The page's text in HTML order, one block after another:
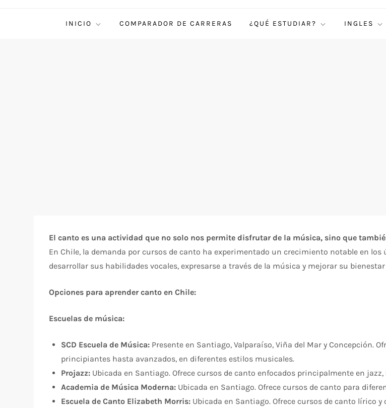
INICIO COMPARADOR DE CARRERAS ¿QUÉ ESTUDIAR? INGLES
El canto es una actividad que no solo nos permite disfrutar de la música, sino que
En Chile, la demanda por cursos de canto ha experimentado un crecimiento notable en
desarrollar sus habilidades vocales, expresarse a través de la música y mejorar su
Opciones para aprender canto en Chile:
Escuelas de música:
SCD Escuela de Música: Presente en Santiago, Valparaíso, Viña del Mar y Concepción.
principiantes hasta avanzados, en diferentes estilos musicales.
Projazz: Ubicada en Santiago. Ofrece cursos de canto enfocados principalmente en jazz,
Academia de Música Moderna: Ubicada en Santiago. Ofrece cursos de canto para
Escuela de Canto Elizabeth Morris: Ubicada en Santiago. Ofrece cursos de canto lírico y